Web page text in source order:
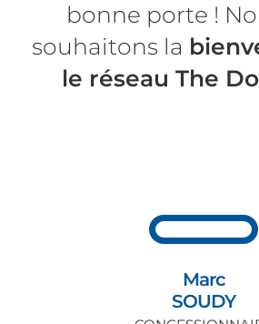
bonne porte !
souhaitons la
le réseau The
Marc
SOUDY